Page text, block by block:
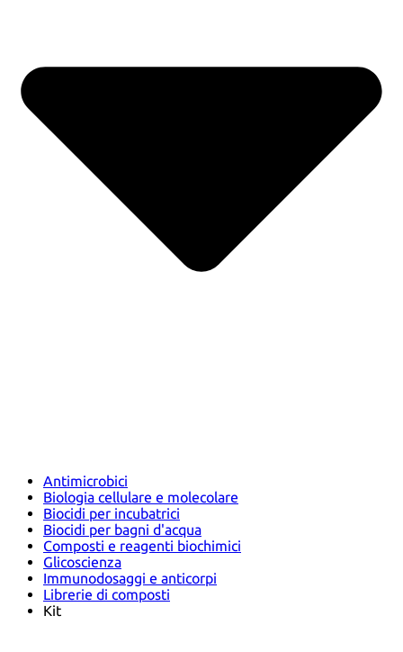
Antimicrobici
Biologia cellulare e molecolare
Biocidi per incubatrici
Biocidi per bagni d'acqua
Composti e reagenti biochimici
Glicoscienza
Immunodosaggi e anticorpi
Librerie di composti
Kit